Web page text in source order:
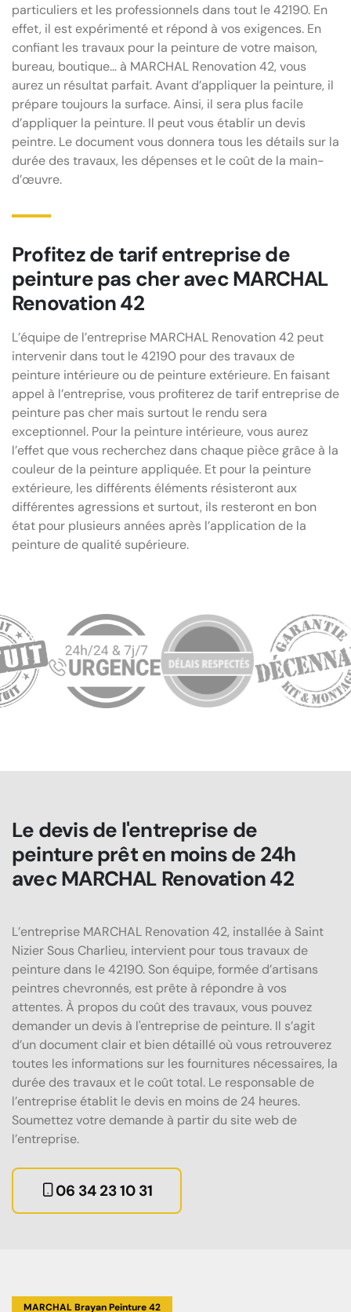
particuliers et les professionnels dans tout le 42190. En
effet, il est expérimenté et répond à vos exigences. En
confiant les travaux pour la peinture de votre maison,
bureau, boutique… à MARCHAL Renovation 42, vous
aurez un résultat parfait. Avant d’appliquer la peinture, il
prépare toujours la surface. Ainsi, il sera plus facile
d’appliquer la peinture. Il peut vous établir un devis
peintre. Le document vous donnera tous les détails sur la
durée des travaux, les dépenses et le coût de la main-
d’œuvre.
Profitez de tarif entreprise de
peinture pas cher avec MARCHAL
Renovation 42
L’équipe de l’entreprise MARCHAL Renovation 42 peut
intervenir dans tout le 42190 pour des travaux de
peinture intérieure ou de peinture extérieure. En faisant
appel à l’entreprise, vous profiterez de tarif entreprise de
peinture pas cher mais surtout le rendu sera
exceptionnel. Pour la peinture intérieure, vous aurez
l’effet que vous recherchez dans chaque pièce grâce à la
couleur de la peinture appliquée. Et pour la peinture
extérieure, les différents éléments résisteront aux
différentes agressions et surtout, ils resteront en bon
état pour plusieurs années après l’application de la
peinture de qualité supérieure.
Le devis de l'entreprise de
peinture prêt en moins de 24h
avec MARCHAL Renovation 42
L’entreprise MARCHAL Renovation 42, installée à Saint
Nizier Sous Charlieu, intervient pour tous travaux de
peinture dans le 42190. Son équipe, formée d’artisans
peintres chevronnés, est prête à répondre à vos
attentes. À propos du coût des travaux, vous pouvez
demander un devis à l'entreprise de peinture. Il s’agit
d’un document clair et bien détaillé où vous retrouverez
toutes les informations sur les fournitures nécessaires, la
durée des travaux et le coût total. Le responsable de
l’entreprise établit le devis en moins de 24 heures.
Soumettez votre demande à partir du site web de
l’entreprise.
06 34 23 10 31
MARCHAL Brayan Peinture 42